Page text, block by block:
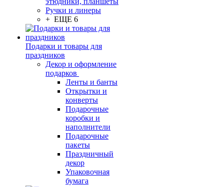
Ручки и линеры
+ ЕЩЕ 6
Подарки и товары для
праздников
Декор и оформление
подарков
Ленты и банты
Открытки и
конверты
Подарочные
коробки и
наполнители
Подарочные
пакеты
Праздничный
декор
Упаковочная
бумага